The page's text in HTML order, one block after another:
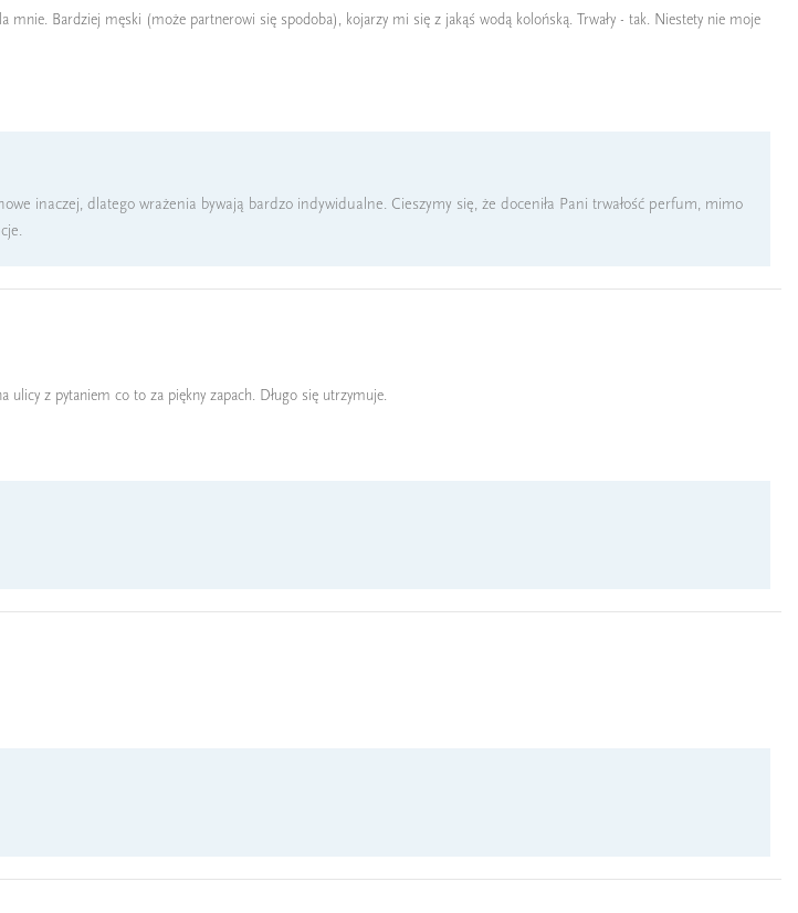
mnie. Bardziej męski (może partnerowi się spodoba), kojarzy mi się z jakąś wodą kolońską. Trwały - tak. Niestety nie moje
inaczej, dlatego wrażenia bywają bardzo indywidualne. Cieszymy się, że doceniła Pani trwałość perfum, mimo
z pytaniem co to za piękny zapach. Długo się utrzymuje.